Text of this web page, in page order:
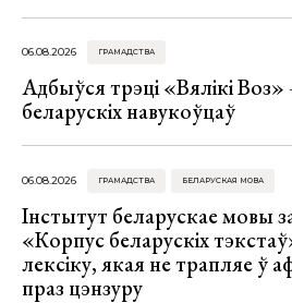
06.08.2026 ГРАМАДСТВА
Адбыўся трэці «Вялікі
беларускіх навукоўцаў
06.08.2026 ГРАМАДСТВА БЕЛАРУСКАЯ МОВА
Інстытут беларускае мовы
«Корпус беларускіх
лексіку, якая не трапляе ў
праз цэнзуру